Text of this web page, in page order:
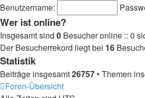
Benutzername:
Wer ist online?
Insgesamt sind 0 Besucher online :: 0
Der Besucherrekord liegt bei 16
Statistik
Beiträge insgesamt26757 • Themen
Foren-Übersicht